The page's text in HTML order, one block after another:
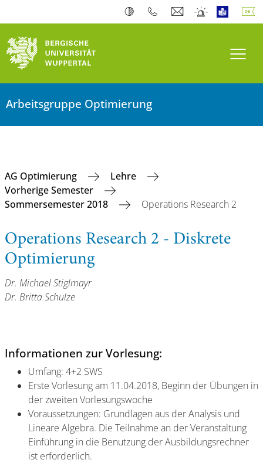
Arbeitsgruppe Optimierung
AG Optimierung
Lehre
Vorherige Semester
Sommersemester 2018
Operations Research 2
Operations Research 2 - Diskrete
Optimierung
Dr. Michael Stiglmayr
Dr. Britta Schulze
Informationen zur Vorlesung:
Umfang: 4+2 SWS
Erste Vorlesung am 11.04.2018, Beginn der Übungen in
der zweiten Vorlesungswoche
Voraussetzungen: Grundlagen aus der Analysis und
Lineare Algebra. Die Teilnahme an der Veranstaltung
Einführung in die Benutzung der Ausbildungsrechner
ist erforderlich.